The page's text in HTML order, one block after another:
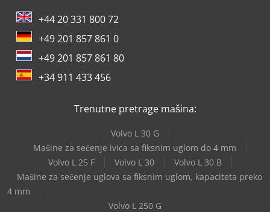
+44 20 331 800 72
+49 201 857 861 0
+49 201 857 861 80
+34 911 433 456
Trenutne pretrage mašina:
Volvo L 30 G
Mašine za sečenje ivica sa fiksnim uglom do 4 mm
Volvo L 25 F
Volvo L 30
Volvo L 30 B
Mašine za sečenje uglova sa fiksnim uglom, kapaciteta preko
4 mm
Volvo L 250 G